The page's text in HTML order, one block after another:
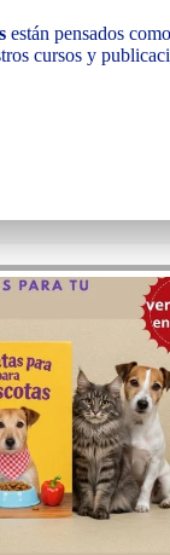
están pensados
cursos y